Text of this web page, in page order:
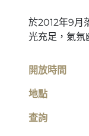
於2012年9月
光充足，氣氛
開放時間
地點
查詢